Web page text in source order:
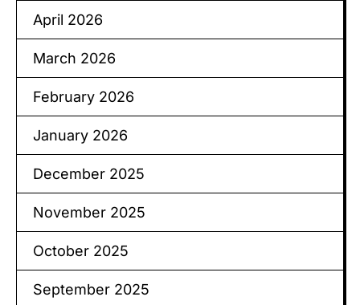
April 2026
March 2026
February 2026
January 2026
December 2025
November 2025
October 2025
September 2025